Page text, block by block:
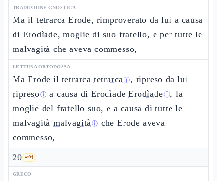
TRADUZIONE GNOSTICA
Ma il tetrarca Erode, rimproverato da lui a causa
di Erodìade, moglie di suo fratello, e per tutte le
malvagità che aveva commesso,
LETTURA ORTODOSSA
Ma Erode il tetrarca tetrarcaⓘ, ripreso da lui
ripresoⓘ a causa di ErodìadeErodìadeⓘ, la
moglie del fratello suo, e a causa di tutte le
malvagitàmalvagitàⓘ che Erode aveva
commesso,
20 🗝️4
GRECO